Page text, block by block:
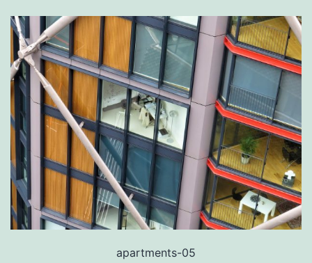
apartments-05